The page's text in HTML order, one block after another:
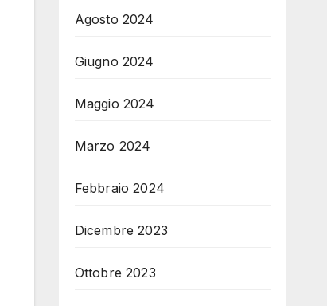
Agosto 2024
Giugno 2024
Maggio 2024
Marzo 2024
Febbraio 2024
Dicembre 2023
Ottobre 2023